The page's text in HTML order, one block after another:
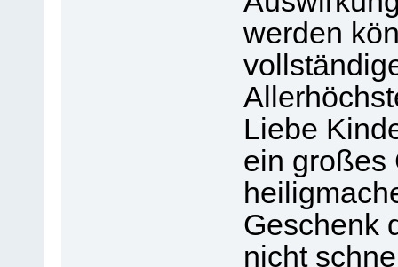
werden
Liebe
ein großes
Geschenk
nicht